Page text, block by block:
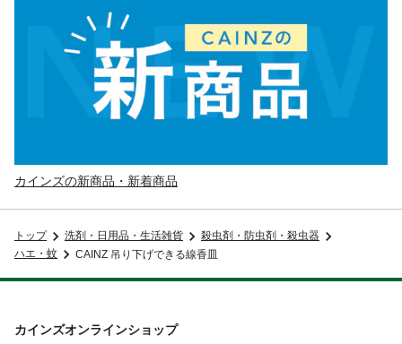
カインズの新商品・新着商品
トップ 洗剤・日用品・生活雑貨
殺虫剤・防虫剤・殺虫器
ハエ・蚊
CAINZ 吊り下げできる線香皿
カインズオンラインショップ